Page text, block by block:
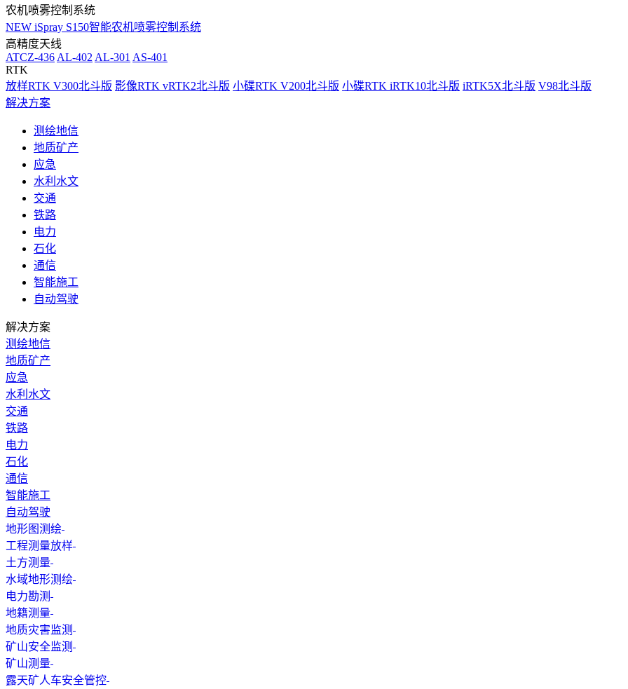
农机喷雾控制系统
NEW iSpray S150智能农机喷雾控制系统
高精度天线
ATCZ-436 AL-402 AL-301 AS-401
RTK
放样RTK V300北斗版 影像RTK vRTK2北斗版 小碟RTK V200北斗版 小碟RTK iRTK10北斗版 iRTK5X北斗版 V98北斗版
解决方案
测绘地信
地质矿产
应急
水利水文
交通
铁路
电力
石化
通信
智能施工
自动驾驶
解决方案
测绘地信
地质矿产
应急
水利水文
交通
铁路
电力
石化
通信
智能施工
自动驾驶
地形图测绘
工程测量放样
土方测量
水域地形测绘
电力勘测
地籍测量
地质灾害监测
矿山安全监测
矿山测量
露天矿人车安全管控